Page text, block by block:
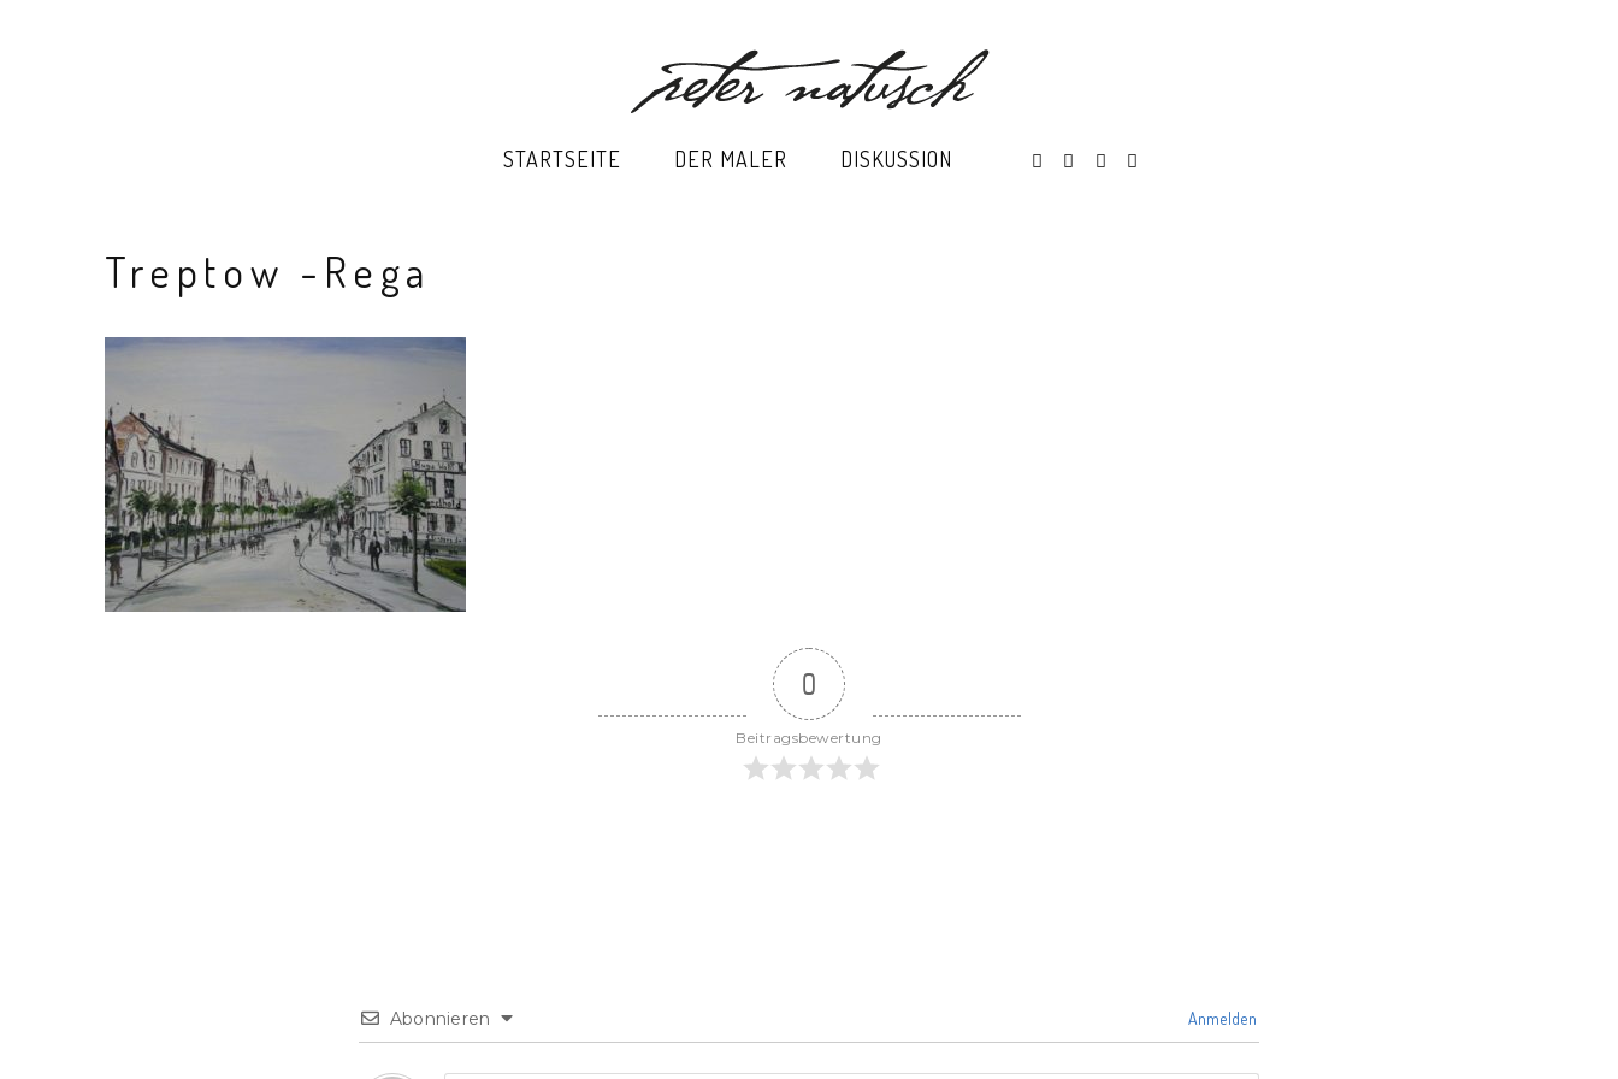
STARTSEITE DER MALER DISKUSSION
Treptow -Rega
0
Beitragsbewertung
Abonnieren Anmelden